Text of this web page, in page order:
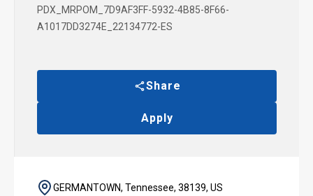
PDX_MRPOM_7D9AF3FF-5932-4B85-8F66-
A1017DD3274E_22134772-ES
Share
Apply
GERMANTOWN, Tennessee, 38139, US